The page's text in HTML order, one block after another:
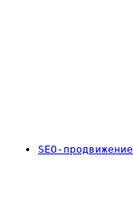
SEO-продвижение